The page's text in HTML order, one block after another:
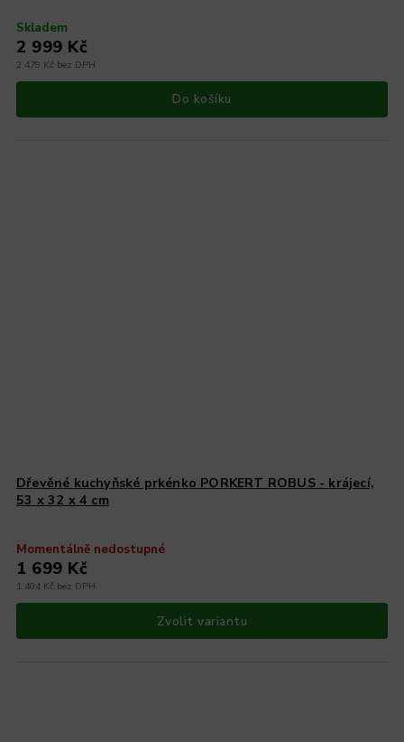
Skladem
2 479 Kč bez DPH
2 999 Kč
Do košíku
Dřevěné kuchyňské prkénko PORKERT ROBUS - krájecí,
53 x 32 x 4 cm
Momentálně nedostupné
1 404 Kč bez DPH
1 699 Kč
Zvolit variantu